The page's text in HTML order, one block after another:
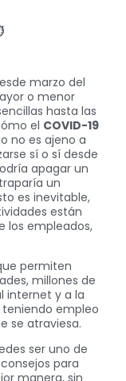
marzo del
o menor
hasta las
el COVID-19
no es ajeno a
sí o sí desde
apagar un
un
es inevitable,
están
los empleados,
permiten
millones de
internet y a la
empleo
se atraviesa.
ser uno de
para